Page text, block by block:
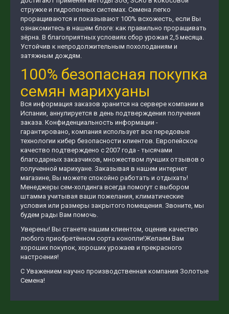
стружке и гидропонных системах. Семена легко
проращиваются и показывают 100% всхожесть, если Вы
ознакомитесь в нашем блоге: как правильно проращивать
зёрна. В благоприятных условиях сбор урожая 2,5 месяца.
Устойчив к непродолжительным похолоданиям и
затяжным дождям.
100% безопасная покупка
семян марихуаны
Вся информация заказов хранится на сервере компании в
Испании, аннулируется в день подтверждения получения
заказа. Конфиденциальность информации -
гарантировано, компания использует все передовые
технологии кибер безопасности клиентов. Европейское
качество подтверждено с 2007 года - тысячами
благодарных заказчиков, множеством лучших отзывов о
полученной марихуане. Заказывая в нашем интернет
магазине, Вы можете спокойно работать и отдыхать!
Менеджеры сем-холдинга всегда помогут с выбором
штамма учитывая ваши пожелания, климатические
условия или размеры закрытого помещения. Звоните, мы
будем рады Вам помочь.
Уверены! Вы станете нашим клиентом, оценив качество
любого приобретённом сорта конопли!Желаем Вам
хороших покупок, хороших урожаев и прекрасного
настроения!
С Уважением научно производственная компания Золотые
Семена!